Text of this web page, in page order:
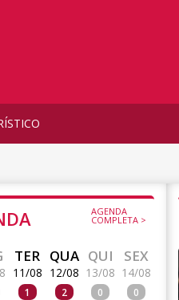
AGENDA
COMPLETA >
TER
11/08
1
QUA
12/08
2
QUI
13/08
0
SEX
14/08
0